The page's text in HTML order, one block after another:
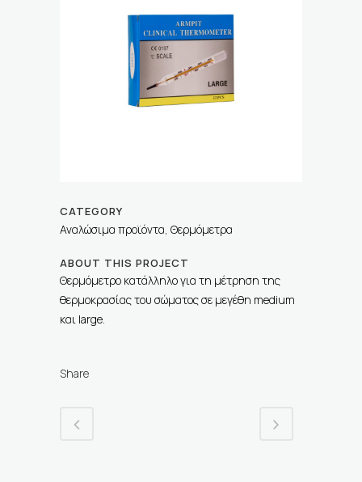
CATEGORY
Αναλώσιμα προϊόντα, Θερμόμετρα
ABOUT THIS PROJECT
Θερμόμετρο κατάλληλο για τη μέτρηση της
θερμοκρασίας του σώματος σε μεγέθη medium
και large.
Share